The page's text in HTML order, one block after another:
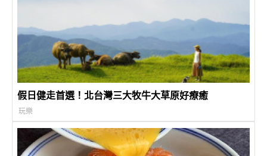
假日健走首選！北台灣三大牧牛大草原好療癒
玩樂